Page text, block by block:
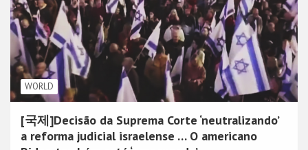
WORLD
[국제]Decisão da Suprema Corte ‘neutralizando’
a reforma judicial israelense … O americano